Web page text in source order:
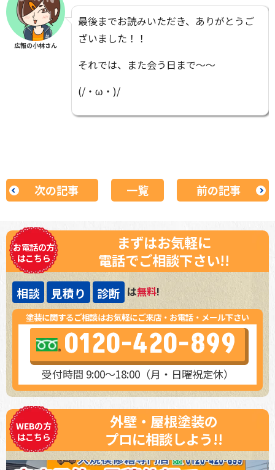
広報の小林さん
最後までお読みいただき、ありがとうご
ざいました！！
それでは、また会う日まで～～
(/・ω・)/
次の記事 一覧 前の記事
お電話の方
はこちら
まずはお気軽に
電話でご相談下さい!!
相談 見積り 診断 は無料!
塗装に関するご相談はお気軽にご来店・お電話・メール下さい
0120-420-899
受付時間 9:00～18:00（月・日曜祝定休）
WEBの方
はこちら
外壁・屋根塗装の
プロに相談しよう!!